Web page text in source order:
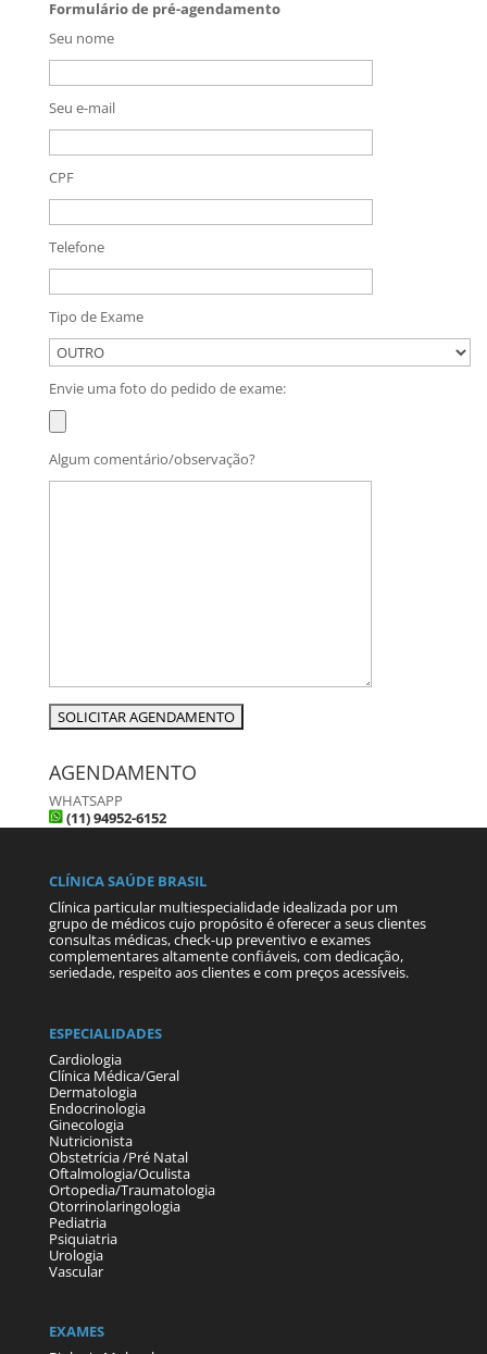
Formulário de pré-agendamento
Seu nome
Seu e-mail
CPF
Telefone
Tipo de Exame
Envie uma foto do pedido de exame:
Algum comentário/observação?
AGENDAMENTO
WHATSAPP
(11) 94952-6152
CLÍNICA SAÚDE BRASIL
Clínica particular multiespecialidade idealizada por um
grupo de médicos cujo propósito é oferecer a seus clientes
consultas médicas, check-up preventivo e exames
complementares altamente confiáveis, com dedicação,
seriedade, respeito aos clientes e com preços acessíveis.
ESPECIALIDADES
Cardiologia
Clínica Médica/Geral
Dermatologia
Endocrinologia
Ginecologia
Nutricionista
Obstetrícia /Pré Natal
Oftalmologia/Oculista
Ortopedia/Traumatologia
Otorrinolaringologia
Pediatria
Psiquiatria
Urologia
Vascular
EXAMES